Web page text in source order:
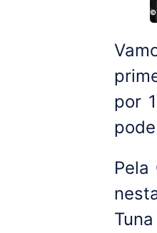
©
por